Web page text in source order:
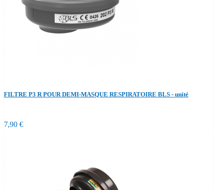
FILTRE P3 R POUR DEMI-MASQUE RESPIRATOIRE BLS - unité
7,90 €